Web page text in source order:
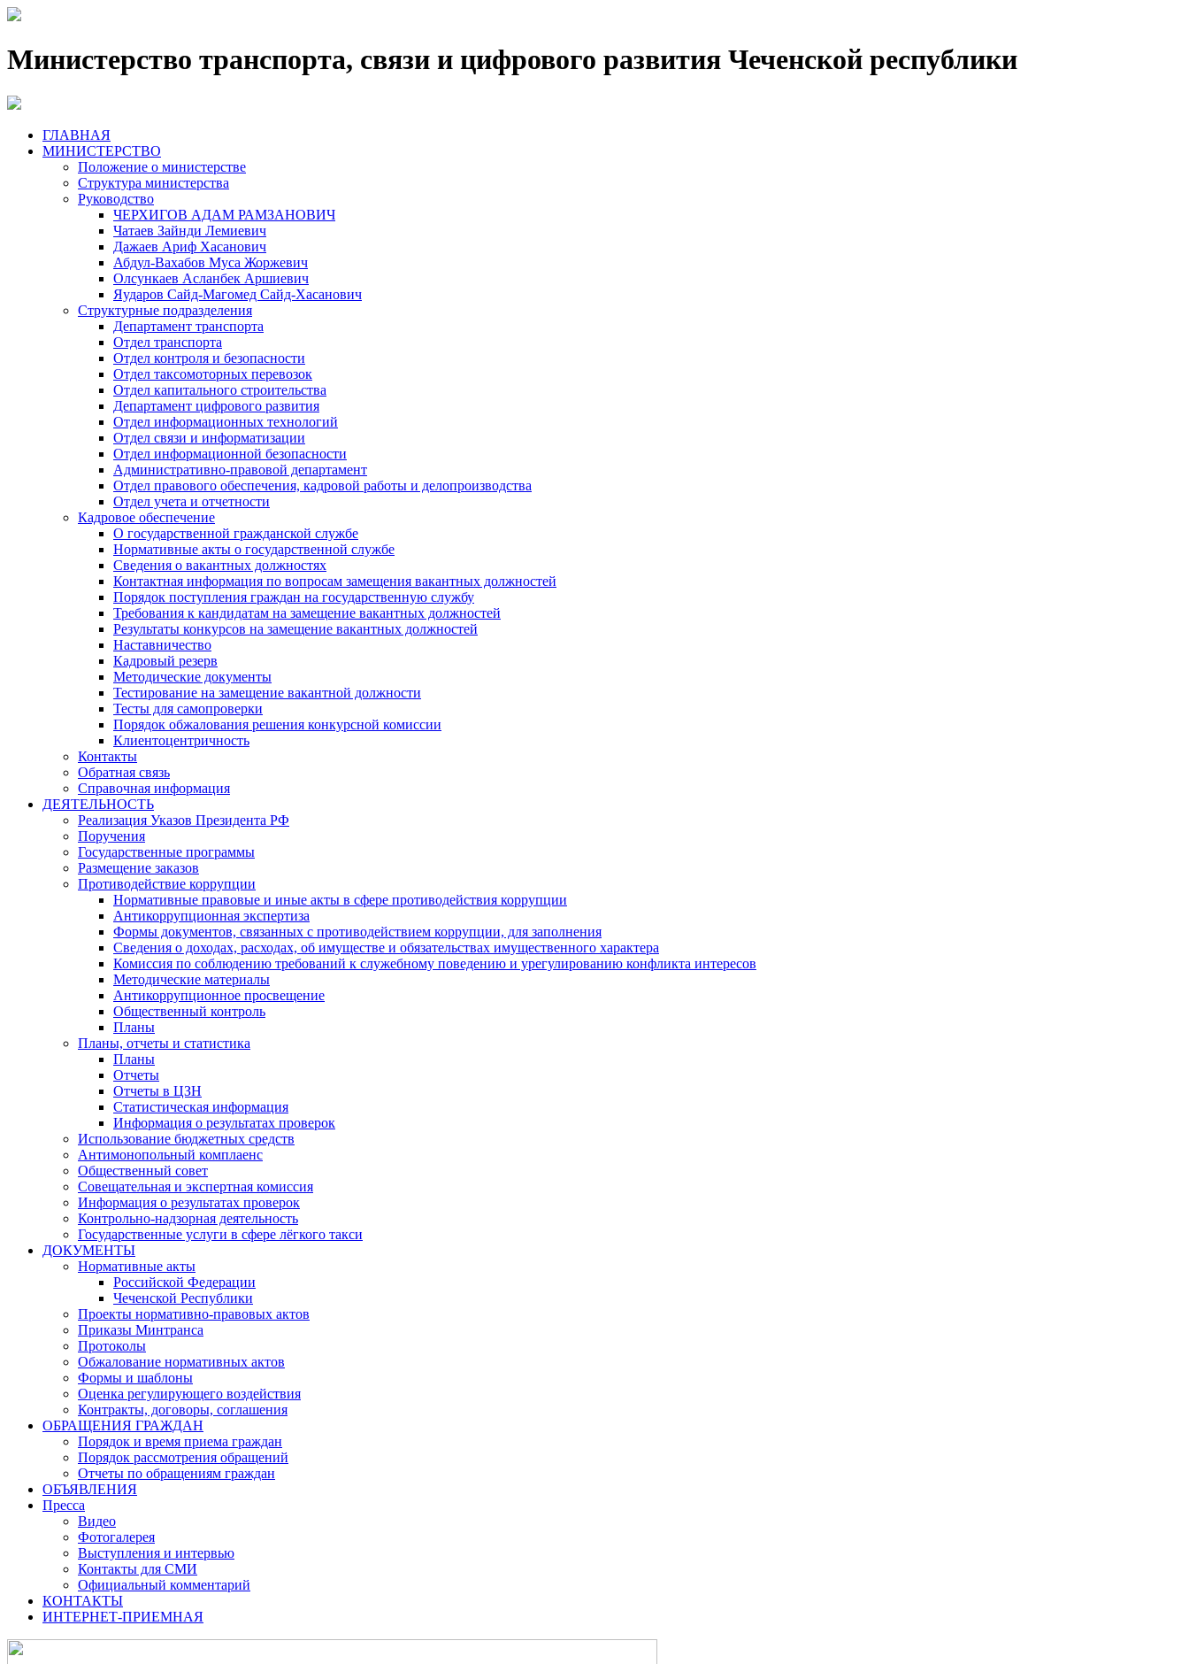
Министерство транспорта, связи и цифрового развития Чеченской республики
ГЛАВНАЯ
МИНИСТЕРСТВО
Положение о министерстве
Структура министерства
Руководство
ЧЕРХИГОВ АДАМ РАМЗАНОВИЧ
Чатаев Зайнди Лемиевич
Дажаев Ариф Хасанович
Абдул-Вахабов Муса Жоржевич
Олсункаев Асланбек Аршиевич
Яударов Сайд-Магомед Сайд-Хасанович
Структурные подразделения
Департамент транспорта
Отдел транспорта
Отдел контроля и безопасности
Отдел таксомоторных перевозок
Отдел капитального строительства
Департамент цифрового развития
Отдел информационных технологий
Отдел связи и информатизации
Отдел информационной безопасности
Административно-правовой департамент
Отдел правового обеспечения, кадровой работы и делопроизводства
Отдел учета и отчетности
Кадровое обеспечение
О государственной гражданской службе
Нормативные акты о государственной службе
Сведения о вакантных должностях
Контактная информация по вопросам замещения вакантных должностей
Порядок поступления граждан на государственную службу
Требования к кандидатам на замещение вакантных должностей
Результаты конкурсов на замещение вакантных должностей
Наставничество
Кадровый резерв
Методические документы
Тестирование на замещение вакантной должности
Тесты для самопроверки
Порядок обжалования решения конкурсной комиссии
Клиентоцентричность
Контакты
Обратная связь
Справочная информация
ДЕЯТЕЛЬНОСТЬ
Реализация Указов Президента РФ
Поручения
Государственные программы
Размещение заказов
Противодействие коррупции
Нормативные правовые и иные акты в сфере противодействия коррупции
Антикоррупционная экспертиза
Формы документов, связанных с противодействием коррупции, для заполнения
Сведения о доходах, расходах, об имуществе и обязательствах имущественного характера
Комиссия по соблюдению требований к служебному поведению и урегулированию конфликта интересов
Методические материалы
Антикоррупционное просвещение
Общественный контроль
Планы
Планы, отчеты и статистика
Планы
Отчеты
Отчеты в ЦЗН
Статистическая информация
Информация о результатах проверок
Использование бюджетных средств
Антимонопольный комплаенс
Общественный совет
Совещательная и экспертная комиссия
Информация о результатах проверок
Контрольно-надзорная деятельность
Государственные услуги в сфере лёгкого такси
ДОКУМЕНТЫ
Нормативные акты
Российской Федерации
Чеченской Республики
Проекты нормативно-правовых актов
Приказы Минтранса
Протоколы
Обжалование нормативных актов
Формы и шаблоны
Оценка регулирующего воздействия
Контракты, договоры, соглашения
ОБРАЩЕНИЯ ГРАЖДАН
Порядок и время приема граждан
Порядок рассмотрения обращений
Отчеты по обращениям граждан
ОБЪЯВЛЕНИЯ
Пресса
Видео
Фотогалерея
Выступления и интервью
Контакты для СМИ
Официальный комментарий
КОНТАКТЫ
ИНТЕРНЕТ-ПРИЕМНАЯ